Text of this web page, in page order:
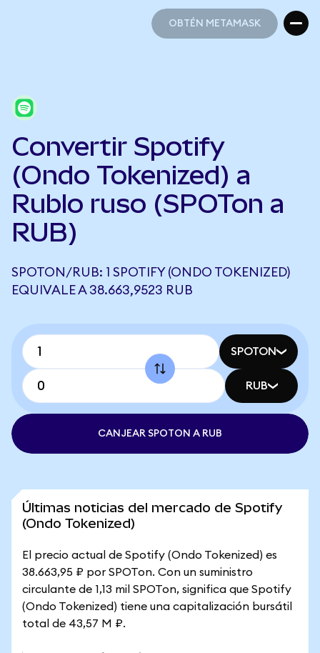
OBTÉN METAMASK
Convertir Spotify
(Ondo Tokenized) a
Rublo ruso (SPOTon a
RUB)
SPOTON/RUB: 1 SPOTIFY (ONDO TOKENIZED)
EQUIVALE A 38.663,9523 RUB
SPOTON
RUB
CANJEAR SPOTON A RUB
Últimas noticias del mercado de Spotify
(Ondo Tokenized)
El precio actual de Spotify (Ondo Tokenized) es
38.663,95 ₽ por SPOTon. Con un suministro
circulante de 1,13 mil SPOTon, significa que Spotify
(Ondo Tokenized) tiene una capitalización bursátil
total de 43,57 M ₽.